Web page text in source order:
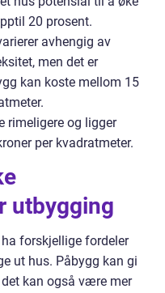
20 prosent.
avhengig av
men det er
kan koste mellom 15
rimeligere og ligger
per kvadratmeter.
utbygging
forskjellige fordeler
ut hus. Påbygg kan gi
kan også være mer